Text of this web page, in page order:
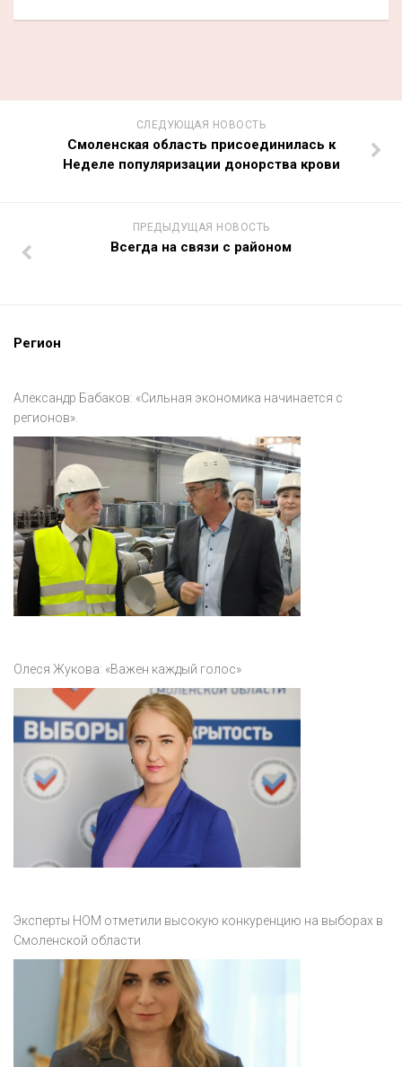
СЛЕДУЮЩАЯ НОВОСТЬ
Смоленская область присоединилась к
Неделе популяризации донорства крови
ПРЕДЫДУЩАЯ НОВОСТЬ
Всегда на связи с районом
Регион
Александр Бабаков: «Сильная экономика начинается с
регионов».
Олеся Жукова: «Важен каждый голос»
Эксперты НОМ отметили высокую конкуренцию на выборах в
Смоленской области